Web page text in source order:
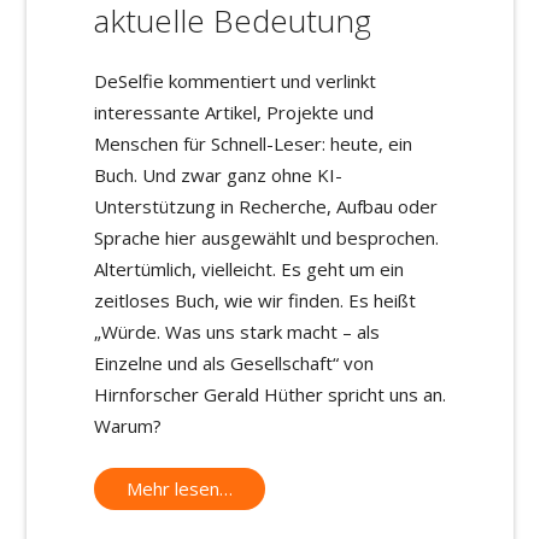
aktuelle Bedeutung
DeSelfie kommentiert und verlinkt
interessante Artikel, Projekte und
Menschen für Schnell-Leser: heute, ein
Buch. Und zwar ganz ohne KI-
Unterstützung in Recherche, Aufbau oder
Sprache hier ausgewählt und besprochen.
Altertümlich, vielleicht. Es geht um ein
zeitloses Buch, wie wir finden. Es heißt
„Würde. Was uns stark macht – als
Einzelne und als Gesellschaft“ von
Hirnforscher Gerald Hüther spricht uns an.
Warum?
Mehr lesen…